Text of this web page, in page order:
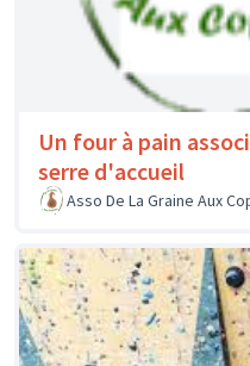
Un four à pain
serre d'accueil
Asso De La Graine Aux